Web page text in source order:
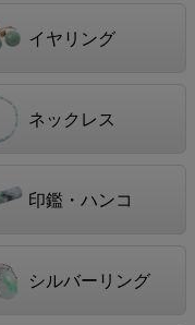
イヤリング
ネックレス
印鑑・ハンコ
シルバーリング